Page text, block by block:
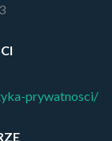
prywatnosci/